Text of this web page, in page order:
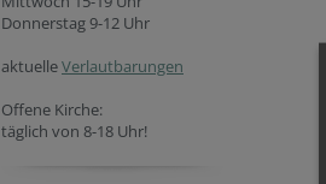
Donnerstag 9-12 Uhr
aktuelleVerlautbarungen
Offene Kirche:
täglich von 8-18 Uhr!